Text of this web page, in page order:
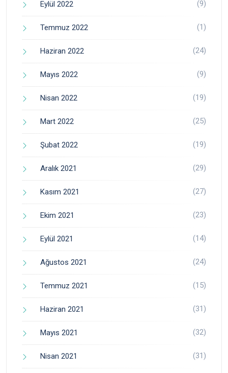
Eylül 2022 (9)
Temmuz 2022 (1)
Haziran 2022 (24)
Mayıs 2022 (9)
Nisan 2022 (19)
Mart 2022 (25)
Şubat 2022 (19)
Aralık 2021 (29)
Kasım 2021 (27)
Ekim 2021 (23)
Eylül 2021 (14)
Ağustos 2021 (24)
Temmuz 2021 (15)
Haziran 2021 (31)
Mayıs 2021 (32)
Nisan 2021 (31)